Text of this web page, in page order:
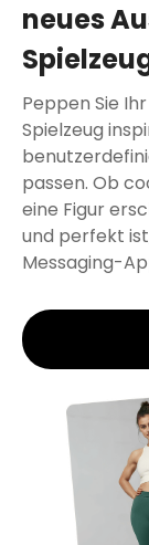
neues
Peppen Sie
Spielzeug
passen. Ob
eine Figur
und perfekt
Messaging-